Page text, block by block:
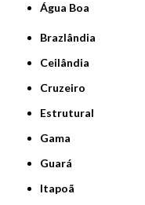
Água Boa
Brazlândia
Ceilândia
Cruzeiro
Estrutural
Gama
Guará
Itapoã